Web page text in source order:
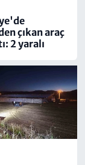
çıkan araç
2 yaralı